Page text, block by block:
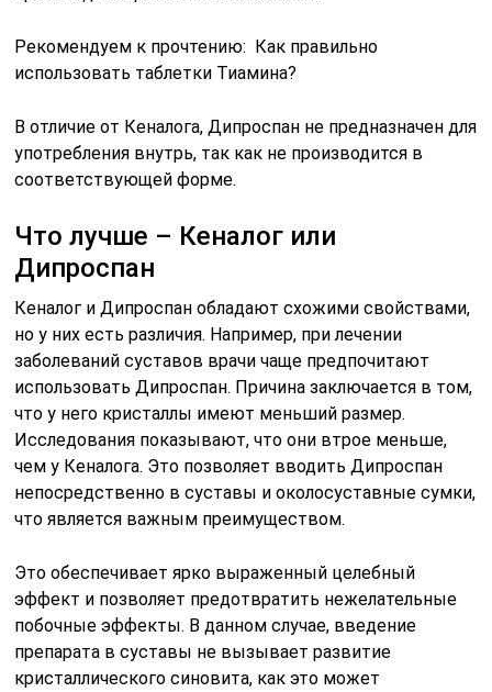
Рекомендуем к прочтению: Как правильно
использовать таблетки Тиамина?
В отличие от Кеналога, Дипроспан не предназначен для
употребления внутрь, так как не производится в
соответствующей форме.
Что лучше – Кеналог или
Дипроспан
Кеналог и Дипроспан обладают схожими свойствами,
но у них есть различия. Например, при лечении
заболеваний суставов врачи чаще предпочитают
использовать Дипроспан. Причина заключается в том,
что у него кристаллы имеют меньший размер.
Исследования показывают, что они втрое меньше,
чем у Кеналога. Это позволяет вводить Дипроспан
непосредственно в суставы и околосуставные сумки,
что является важным преимуществом.
Это обеспечивает ярко выраженный целебный
эффект и позволяет предотвратить нежелательные
побочные эффекты. В данном случае, введение
препарата в суставы не вызывает развитие
кристаллического синовита, как это может